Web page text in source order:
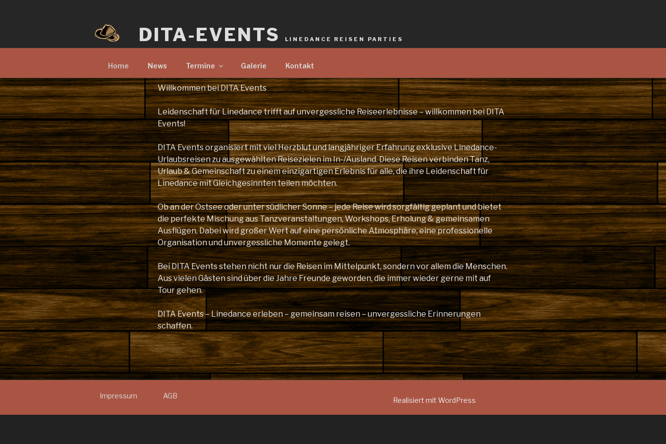
DITA-EVENTS LINEDANCE REISEN PARTIES
Home News Termine Galerie Kontakt
Willkommen bei DITA Events
Leidenschaft für Linedance trifft auf unvergessliche Reiseerlebnisse – willkommen bei DITA
Events!
DITA Events organisiert mit viel Herzblut und langjähriger Erfahrung exklusive Linedance-
Urlaubsreisen zu ausgewählten Reisezielen im In-/Ausland. Diese Reisen verbinden Tanz,
Urlaub & Gemeinschaft zu einem einzigartigen Erlebnis für alle, die ihre Leidenschaft für
Linedance mit Gleichgesinnten teilen möchten.
Ob an der Ostsee oder unter südlicher Sonne – jede Reise wird sorgfältig geplant und bietet
die perfekte Mischung aus Tanzveranstaltungen, Workshops, Erholung & gemeinsamen
Ausflügen. Dabei wird großer Wert auf eine persönliche Atmosphäre, eine professionelle
Organisation und unvergessliche Momente gelegt.
Bei DITA Events stehen nicht nur die Reisen im Mittelpunkt, sondern vor allem die Menschen.
Aus vielen Gästen sind über die Jahre Freunde geworden, die immer wieder gerne mit auf
Tour gehen.
DITA Events – Linedance erleben – gemeinsam reisen – unvergessliche Erinnerungen
schaffen.
Impressum AGB
Realisiert mit WordPress